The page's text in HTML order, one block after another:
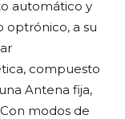
automático y
optrónico, a su
compuesto
Antena fija,
modos de